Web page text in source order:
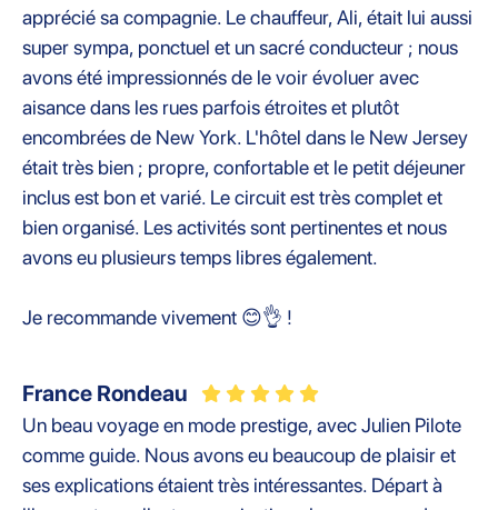
apprécié sa compagnie. Le chauffeur, Ali, était lui aussi
super sympa, ponctuel et un sacré conducteur ; nous
avons été impressionnés de le voir évoluer avec
aisance dans les rues parfois étroites et plutôt
encombrées de New York. L'hôtel dans le New Jersey
était très bien ; propre, confortable et le petit déjeuner
inclus est bon et varié. Le circuit est très complet et
bien organisé. Les activités sont pertinentes et nous
avons eu plusieurs temps libres également.
Je recommande vivement 😊👌 !
France Rondeau
Un beau voyage en mode prestige, avec Julien Pilote
comme guide. Nous avons eu beaucoup de plaisir et
ses explications étaient très intéressantes. Départ à